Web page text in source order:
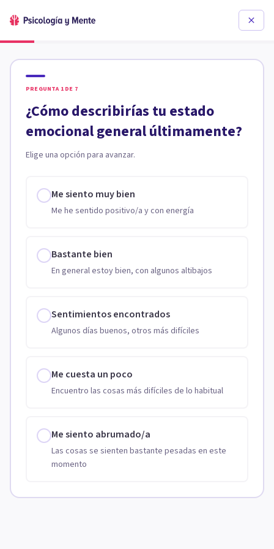
PREGUNTA 1 DE 7
¿Cómo describirías tu estado
emocional general últimamente?
Elige una opción para avanzar.
Me siento muy bien
Me he sentido positivo/a y con energía
Bastante bien
En general estoy bien, con algunos altibajos
Sentimientos encontrados
Algunos días buenos, otros más difíciles
Me cuesta un poco
Encuentro las cosas más difíciles de lo habitual
Me siento abrumado/a
Las cosas se sienten bastante pesadas en este
momento